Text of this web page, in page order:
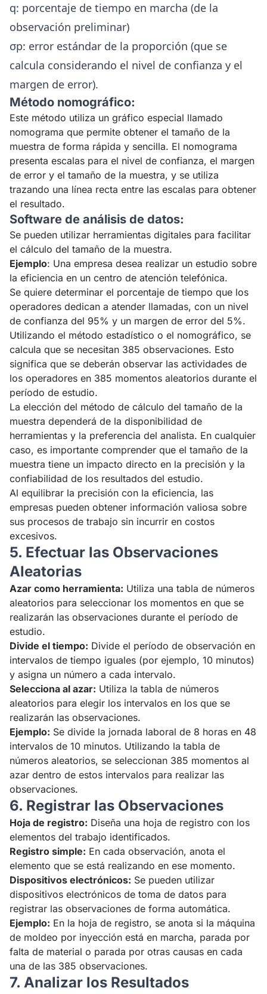
q: porcentaje de tiempo en marcha (de la
observación preliminar)
σp: error estándar de la proporción (que se
calcula considerando el nivel de confianza y el
margen de error).
Método nomográfico:
Este método utiliza un gráfico especial llamado
nomograma que permite obtener el tamaño de la
muestra de forma rápida y sencilla. El nomograma
presenta escalas para el nivel de confianza, el margen
de error y el tamaño de la muestra, y se utiliza
trazando una línea recta entre las escalas para obtener
el resultado.
Software de análisis de datos:
Se pueden utilizar herramientas digitales para facilitar
el cálculo del tamaño de la muestra.
Ejemplo: Una empresa desea realizar un estudio sobre
la eficiencia en un centro de atención telefónica.
Se quiere determinar el porcentaje de tiempo que los
operadores dedican a atender llamadas, con un nivel
de confianza del 95% y un margen de error del 5%.
Utilizando el método estadístico o el nomográfico, se
calcula que se necesitan 385 observaciones. Esto
significa que se deberán observar las actividades de
los operadores en 385 momentos aleatorios durante el
período de estudio.
La elección del método de cálculo del tamaño de la
muestra dependerá de la disponibilidad de
herramientas y la preferencia del analista. En cualquier
caso, es importante comprender que el tamaño de la
muestra tiene un impacto directo en la precisión y la
confiabilidad de los resultados del estudio.
Al equilibrar la precisión con la eficiencia, las
empresas pueden obtener información valiosa sobre
sus procesos de trabajo sin incurrir en costos
excesivos.
5. Efectuar las Observaciones
Aleatorias
Azar como herramienta: Utiliza una tabla de números
aleatorios para seleccionar los momentos en que se
realizarán las observaciones durante el período de
estudio.
Divide el tiempo: Divide el período de observación en
intervalos de tiempo iguales (por ejemplo, 10 minutos)
y asigna un número a cada intervalo.
Selecciona al azar: Utiliza la tabla de números
aleatorios para elegir los intervalos en los que se
realizarán las observaciones.
Ejemplo: Se divide la jornada laboral de 8 horas en 48
intervalos de 10 minutos. Utilizando la tabla de
números aleatorios, se seleccionan 385 momentos al
azar dentro de estos intervalos para realizar las
observaciones.
6. Registrar las Observaciones
Hoja de registro: Diseña una hoja de registro con los
elementos del trabajo identificados.
Registro simple: En cada observación, anota el
elemento que se está realizando en ese momento.
Dispositivos electrónicos: Se pueden utilizar
dispositivos electrónicos de toma de datos para
registrar las observaciones de forma automática.
Ejemplo: En la hoja de registro, se anota si la máquina
de moldeo por inyección está en marcha, parada por
falta de material o parada por otras causas en cada
una de las 385 observaciones.
7. Analizar los Resultados